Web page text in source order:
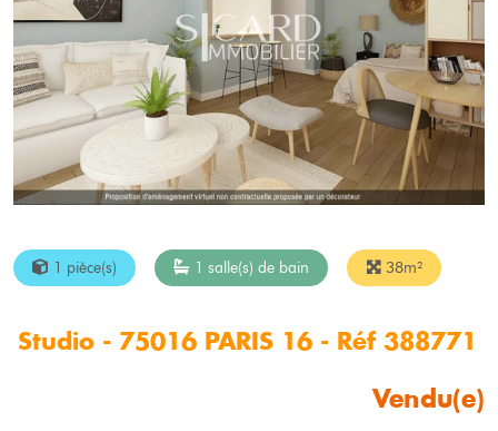
1 pièce(s) 1 salle(s) de bain 38m²
Studio - 75016 PARIS 16 - Réf 388771
Vendu(e)